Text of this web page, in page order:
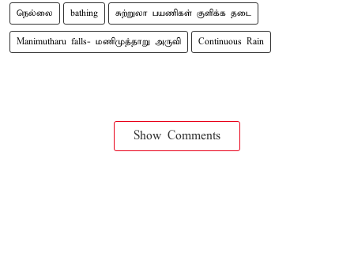
நெல்லை bathing சுற்றுலா பயணிகள் குளிக்க தடை
Manimutharu falls- மணிமுத்தாறு அருவி Continuous Rain
Show Comments